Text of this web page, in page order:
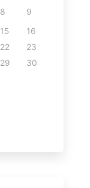
8
9
15
16
22
23
29
30